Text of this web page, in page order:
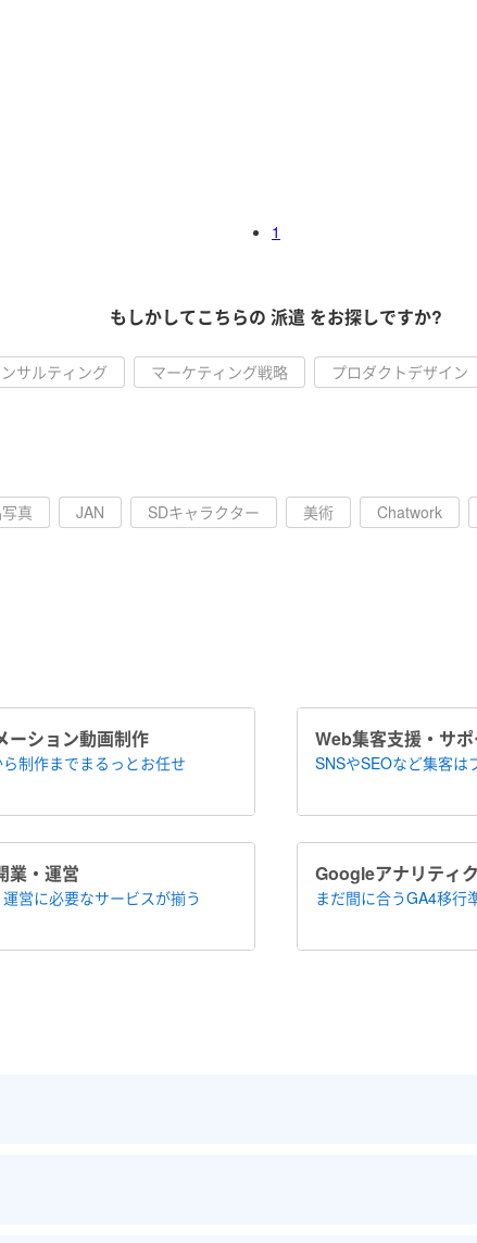
1
もしかしてこちらの 派遣 をお探しですか?
サルティング マーケティング戦略 プロダクトデザイン
真 JAN SDキャラクター 美術 Chatwork
ーション​動画制作
制作まで​まるっとお任せ
Web集客支援・サポ
SNSやSEOなど集客は​
業・運営
営に​必要なサービスが揃う
Google​アナリティ
まだ間に合う​GA4移行